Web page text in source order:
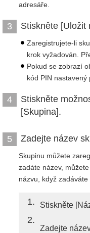
adresáře.
3 Stiskněte [Uložit
Zaregistrujete-li
krok vyžadován.
Pokud se zobrazí
kód PIN nastavený
4
Stiskněte
[Skupina].
5 Zadejte název
Skupinu můžete
zadáte název,
názvu, když zadáváte
1 Stiskněte
2
Zadejte